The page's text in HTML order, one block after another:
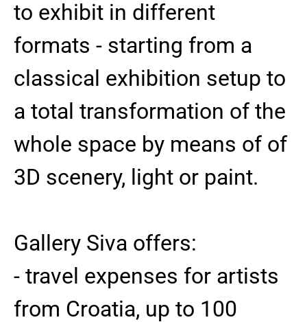
to exhibit in different
formats - starting from a
classical exhibition setup to
a total transformation of the
whole space by means of of
3D scenery, light or paint.
Gallery Siva offers:
- travel expenses for artists
from Croatia, up to 100